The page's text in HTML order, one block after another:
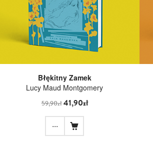
Błękitny Zamek
Lucy Maud Montgomery
59,90zł41,90zł
...